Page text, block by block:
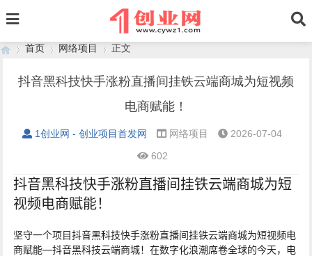
首页 网络项目 正文
抖音黑科技快手涨粉直播间挂铁云端商城为短视频
电商赋能！
1创业网 - 创业项目首发网 网络项目
2026-07-04
602
抖音黑科技快手涨粉直播间挂铁云端商城为短
视频电商赋能！
坚守一个项目抖音黑科技快手涨粉直播间挂铁云端商城为短视频电
商赋能—抖音黑科技云端商城！在数字化浪潮席卷全球的今天，电